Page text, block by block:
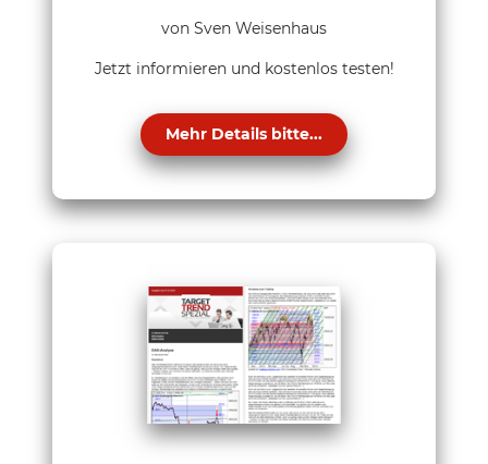
von Sven Weisenhaus
Jetzt informieren und kostenlos testen!
Mehr Details bitte...